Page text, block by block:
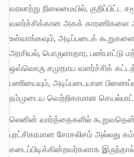
வரலாற்று நிலைமையில்,
வளர்ச்சிக்கான அகக் காரணிகளை
உள்வாங்கவும், அடிப்படைக்
அரசியல், பொருளாதார, பண்பாட்டு
ஒவ்வொரு சமுதாய வளர்ச்சிக்
பணியையும், அடிப்படையான
நம்முடைய வெற்றிகரமான
லெனின் வார்த்தைகளில் கூறுவதென்றால் “நாம் பொதுவாக ஒரு
புரட்சிகரமான சோசலிசம் அல்லது
கடைப்பிடிக்கின்றவர்களாக